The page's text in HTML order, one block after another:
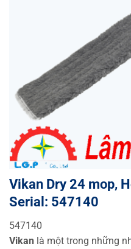
Vikan Dry 24 mop,
Serial: 547140
547140
Vikan là một trong những